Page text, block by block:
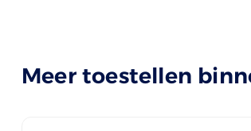
Meer toestellen